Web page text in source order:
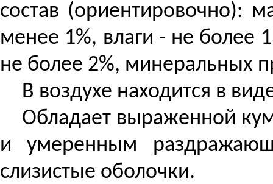
состав (ориентировочно):
менее 1%, влаги - не более
не более 2%, минеральных
В воздухе находится в
Обладает выраженной
и умеренным
слизистые оболочки.